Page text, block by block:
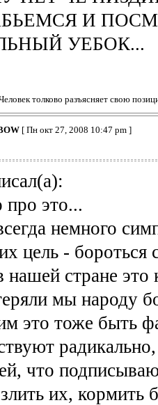
И
УЕБОК...
толково разъясняет свою
[ Пн окт 27, 2008 10:47 pm ]
про это...
немного
цель -
стране
мы народу
это тоже быть
что
их, кормить